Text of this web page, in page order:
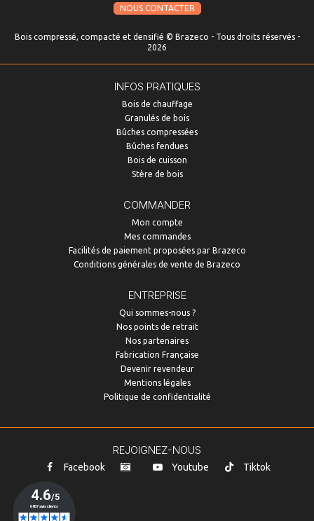
NOUS CONTACTER
Bois compressé, compacté et densifié © Brazeco - Tous droits réservés -
2026
INFOS PRATIQUES
Bois de chauffage
Granulés de bois
Bûches compressées
Bûches fendues
Bois de cuisson
Stère de bois
COMMANDER
Mon compte
Mes commandes
Facilités de paiement proposées par Brazeco
Conditions générales de vente de Brazeco
ENTREPRISE
Qui sommes-nous ?
Nos points de retrait
Nos partenaires
Fabrication Française
Devenir revendeur
Mentions légales
Politique de confidentialité
REJOIGNEZ-NOUS
Facebook Youtube Tiktok